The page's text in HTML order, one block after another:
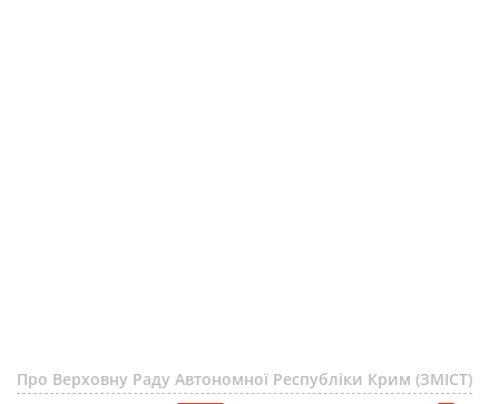
Про Верховну Раду Автономної Республіки Крим (ЗМІСТ)